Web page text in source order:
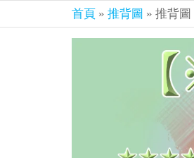
首頁 » 推背圖 » 推背圖